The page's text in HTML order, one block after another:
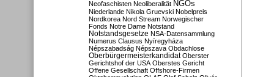
Neofaschisten Neoliberalität NGOs
Niederlande Nikola Gruevski Nobelpreis
Nordkorea Nord Stream Norwegischer
Fonds Notre Dame Notstand
Notstandsgesetze NSA-Datensammlung
Numerus Clausus Nyíregyháza
Népszabadság Népszava Obdachlose
Oberbürgermeisterkandidat Oberster
Gerichtshof der USA Oberstes Gericht
Offene Gesellschaft Offshore-Firmen